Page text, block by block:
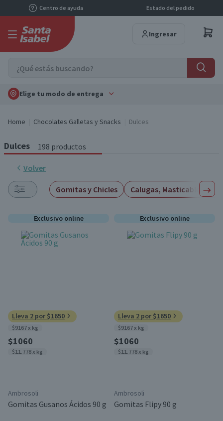
Centro de ayuda Estado del pedido
Ingresar
Elige tu modo de entrega
Home Chocolates Galletas y Snacks Dulces
Dulces 198 productos
Volver
Gomitas y Chicles Calugas, Masticables y
Exclusivo online
Lleva 2 por $1650
$9167 x kg
$1060
$11.778 x kg
Ambrosoli
Gomitas Gusanos Ácidos 90 g
Exclusivo online
Lleva 2 por $1650
$9167 x kg
$1060
$11.778 x kg
Ambrosoli
Gomitas Flipy 90 g